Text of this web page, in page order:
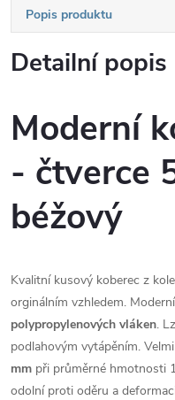
Popis produktu
Detailní
Moderní
- čtverce
béžový
Kvalitní kusový koberec z
orginálním vzhledem.
polypropylenových vláken.
podlahovým vytápěním.
mm při průměrné hmotnosti
odolní proti oděru a